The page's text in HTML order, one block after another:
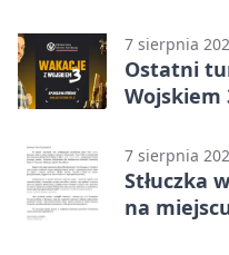
7 sierpnia
Ostatni
Wojskiem
7 sierpnia
Stłuczka
na